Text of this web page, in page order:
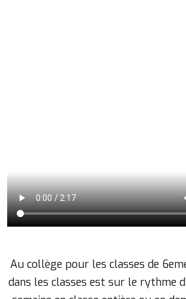
Au collège pour les classes de
dans les classes est sur le rythme